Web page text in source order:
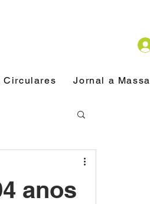
Circulares Jornal a Massa
anos